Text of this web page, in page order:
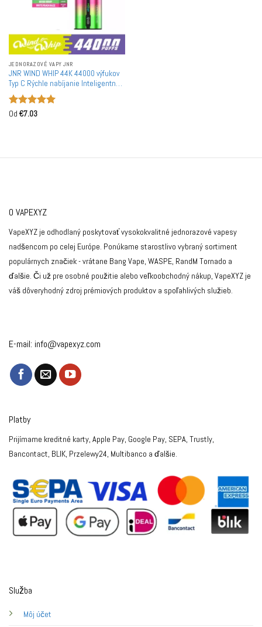
JEDNORAZOVÉ VAPY JNR
JNR WIND WHIP 44K 44000 výfukov
Typ C Rýchle nabíjanie Inteligentná
obrazovka Dobíjateľná Likvidná
Vape Veľkoobchodná Hromadná
Kúpa
Hodnotenie
Od €7.03
O VAPEXYZ
VapeXYZ je odhodlaný poskytovať vysokokvalitné jednorazové vapesy
nadšencom po celej Európe. Ponúkame starostlivo vybraný sortiment
populárnych značiek - vrátane Bang Vape, WASPE, RandM Tornado a
ďalšie. Či už pre osobné použitie alebo veľkoobchodný nákup, VapeXYZ je
váš dôveryhodný zdroj prémiových produktov a spoľahlivých služieb.
E-mail: info@vapexyz.com
Služba
Môj účet
Platby
Prijímame kreditné karty, Apple Pay, Google Pay, SEPA, Trustly,
Bancontact, BLIK, Przelewy24, Multibanco a ďalšie.